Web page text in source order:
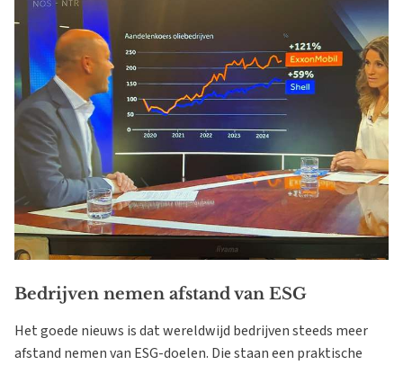
Bedrijven nemen afstand van ESG
Het goede nieuws is dat wereldwijd bedrijven steeds meer
afstand nemen van ESG-doelen. Die staan een praktische